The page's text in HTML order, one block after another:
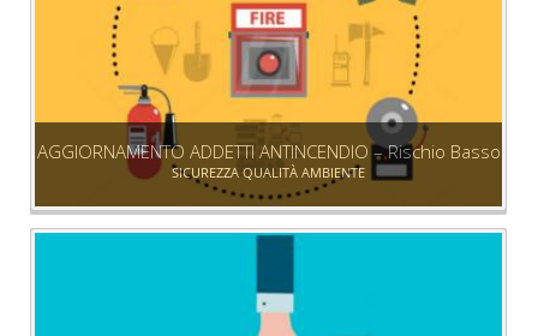
AGGIORNAMENTO ADDETTI ANTINCENDIO – Rischio Basso
SICUREZZA QUALITÀ AMBIENTE